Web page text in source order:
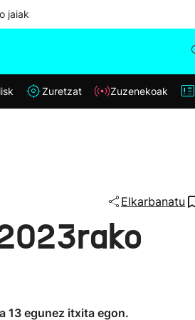
jaiak
Zuretzat Zuzenekoak
Elkarbanatu
13 egunez itxita egon.